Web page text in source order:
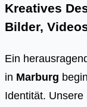
Kreatives
Bilder,
Ein
in Marburg
Identität.